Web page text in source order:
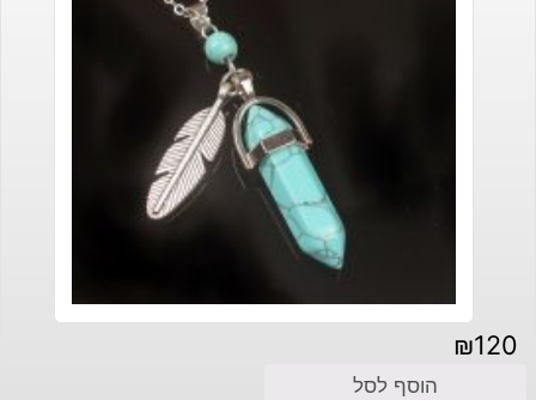
₪120
הוסף לסל